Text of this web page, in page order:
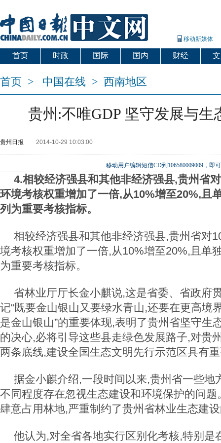
移动新媒体
首页 时政 国际 国内 财经
首页 > 中国在线 > 西南地区
贵州:不唯GDP 坚守发展与生
贵州日报 2014-10-29 10:03:00
移动用户编辑短信CD到106580009009，即
4.相较经济强县和其他非经济强县,贵州省
环境考核权重增加了一倍,从10%增至20%,且
列为重要考核指标。
相较经济强县和其他非经济强县,贵州省对
境考核权重增加了一倍,从10%增至20%,且单
为重要考核指标。
省林业厅厅长金小麒说,这是省委、省政府
记“既要金山银山又要绿水青山,还要在更高境
是金山银山”的重要体现,表明了贵州省坚守生
的决心,必将引导这些县走绿色发展路子,对贵
两条底线,建设全国生态文明先行示范区具有
据金小麒介绍,一段时间以来,贵州省一些地
不同程度存在忽视生态建设和环境保护的问
肆意占用林地,严重制约了贵州省林业生态建
他认为,对全省各地实行区别化考核,特别是